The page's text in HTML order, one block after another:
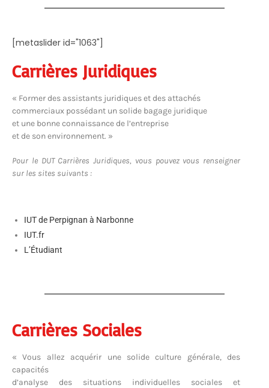
[metaslider id="1063"]
Carrières Juridiques
« Former des assistants juridiques et des attachés
commerciaux possédant un solide bagage juridique
et une bonne connaissance de l’entreprise
et de son environnement. »
Pour le DUT Carrières Juridiques, vous pouvez vous renseigner
sur les sites suivants :
IUT de Perpignan à Narbonne
IUT.fr
L’Étudiant
Carrières Sociales
« Vous allez acquérir une solide culture générale, des
capacités
d’analyse des situations individuelles sociales et